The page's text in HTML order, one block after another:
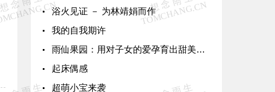
浴火见证 － 为林靖娟而作
我的自我期许
雨仙果园：用对子女的爱孕育出甜美果实
起床偶感
超萌小宝来袭